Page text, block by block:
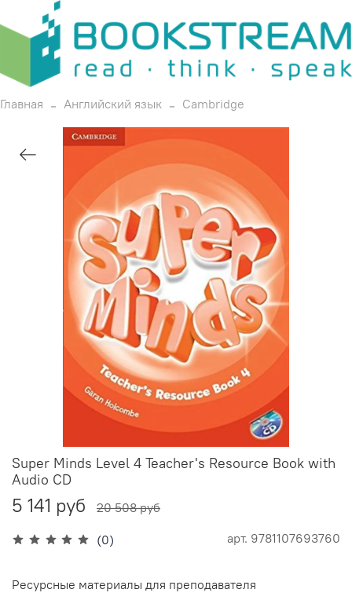
Главная Английский язык Cambridge
(0) арт. 9781107693760
Super Minds Level 4 Teacher's Resource Book with
Audio CD
5 141 руб 20 508 руб
Ресурсные материалы для преподавателя